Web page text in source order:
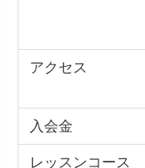
アクセス
入会金
レッスンコース